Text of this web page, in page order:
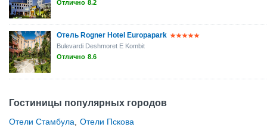
Отлично 8.2
Отель Rogner Hotel Europapark
Bulevardi Deshmoret E Kombit
Отлично 8.6
Гостиницы популярных городов
Отели Стамбула Отели Пскова